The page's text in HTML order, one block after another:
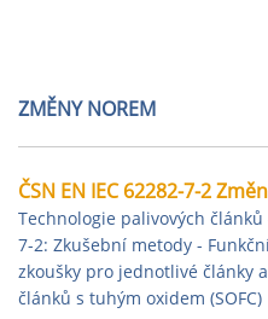
ZMĚNY NOREM
ČSN EN IEC 62282-7-2
Technologie palivových článků
7-2: Zkušební metody -
zkoušky pro jednotlivé články
článků s tuhým oxidem (SOFC)